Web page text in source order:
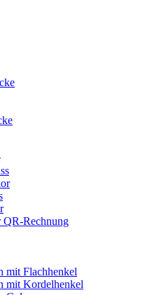
QR-Rechnung
mit Flachhenkel
mit Kordelhenkel